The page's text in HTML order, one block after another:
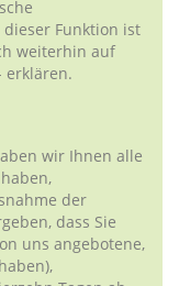
Funktion ist
weiterhin auf
erklären.
wir Ihnen alle
der
dass Sie
uns angebotene,